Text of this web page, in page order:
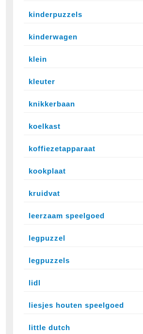
kinderpuzzels
kinderwagen
klein
kleuter
knikkerbaan
koelkast
koffiezetapparaat
kookplaat
kruidvat
leerzaam speelgoed
legpuzzel
legpuzzels
lidl
liesjes houten speelgoed
little dutch